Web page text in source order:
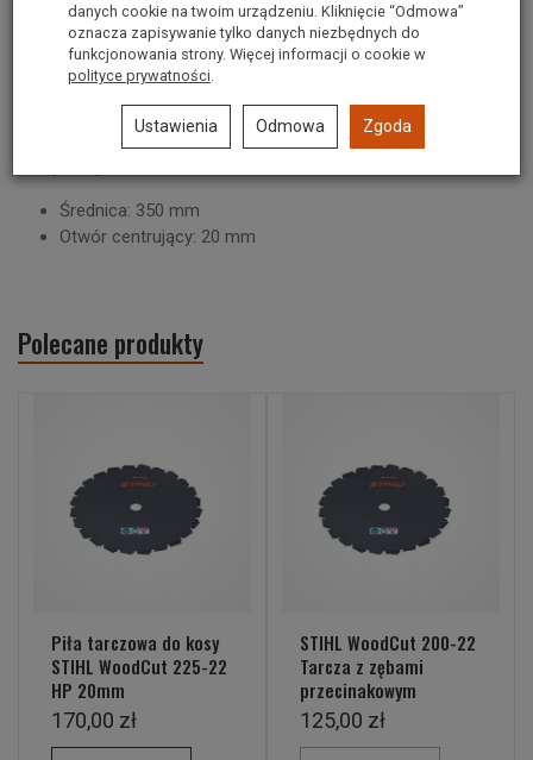
Numer producenta: 41107134100
Specjalna stalowa piła tarczowa do stosowania w kosach
krzewów, cienkich pni drzew oraz wycinania i karczowania.
Średnica: 350 mm
Otwór centrujący: 20 mm
Polecane produkty
Piła tarczowa do kosy
STIHL WoodCut 225-22
HP 20mm
170,00 zł
STIHL WoodCut 200-22
Tarcza z zębami
przecinakowym
125,00 zł
danych cookie na twoim urządzeniu. Kliknięcie “Odmowa”
oznacza zapisywanie tylko danych niezbędnych do
funkcjonowania strony. Więcej informacji o cookie w
polityce prywatności.
Ustawienia Odmowa Zgoda